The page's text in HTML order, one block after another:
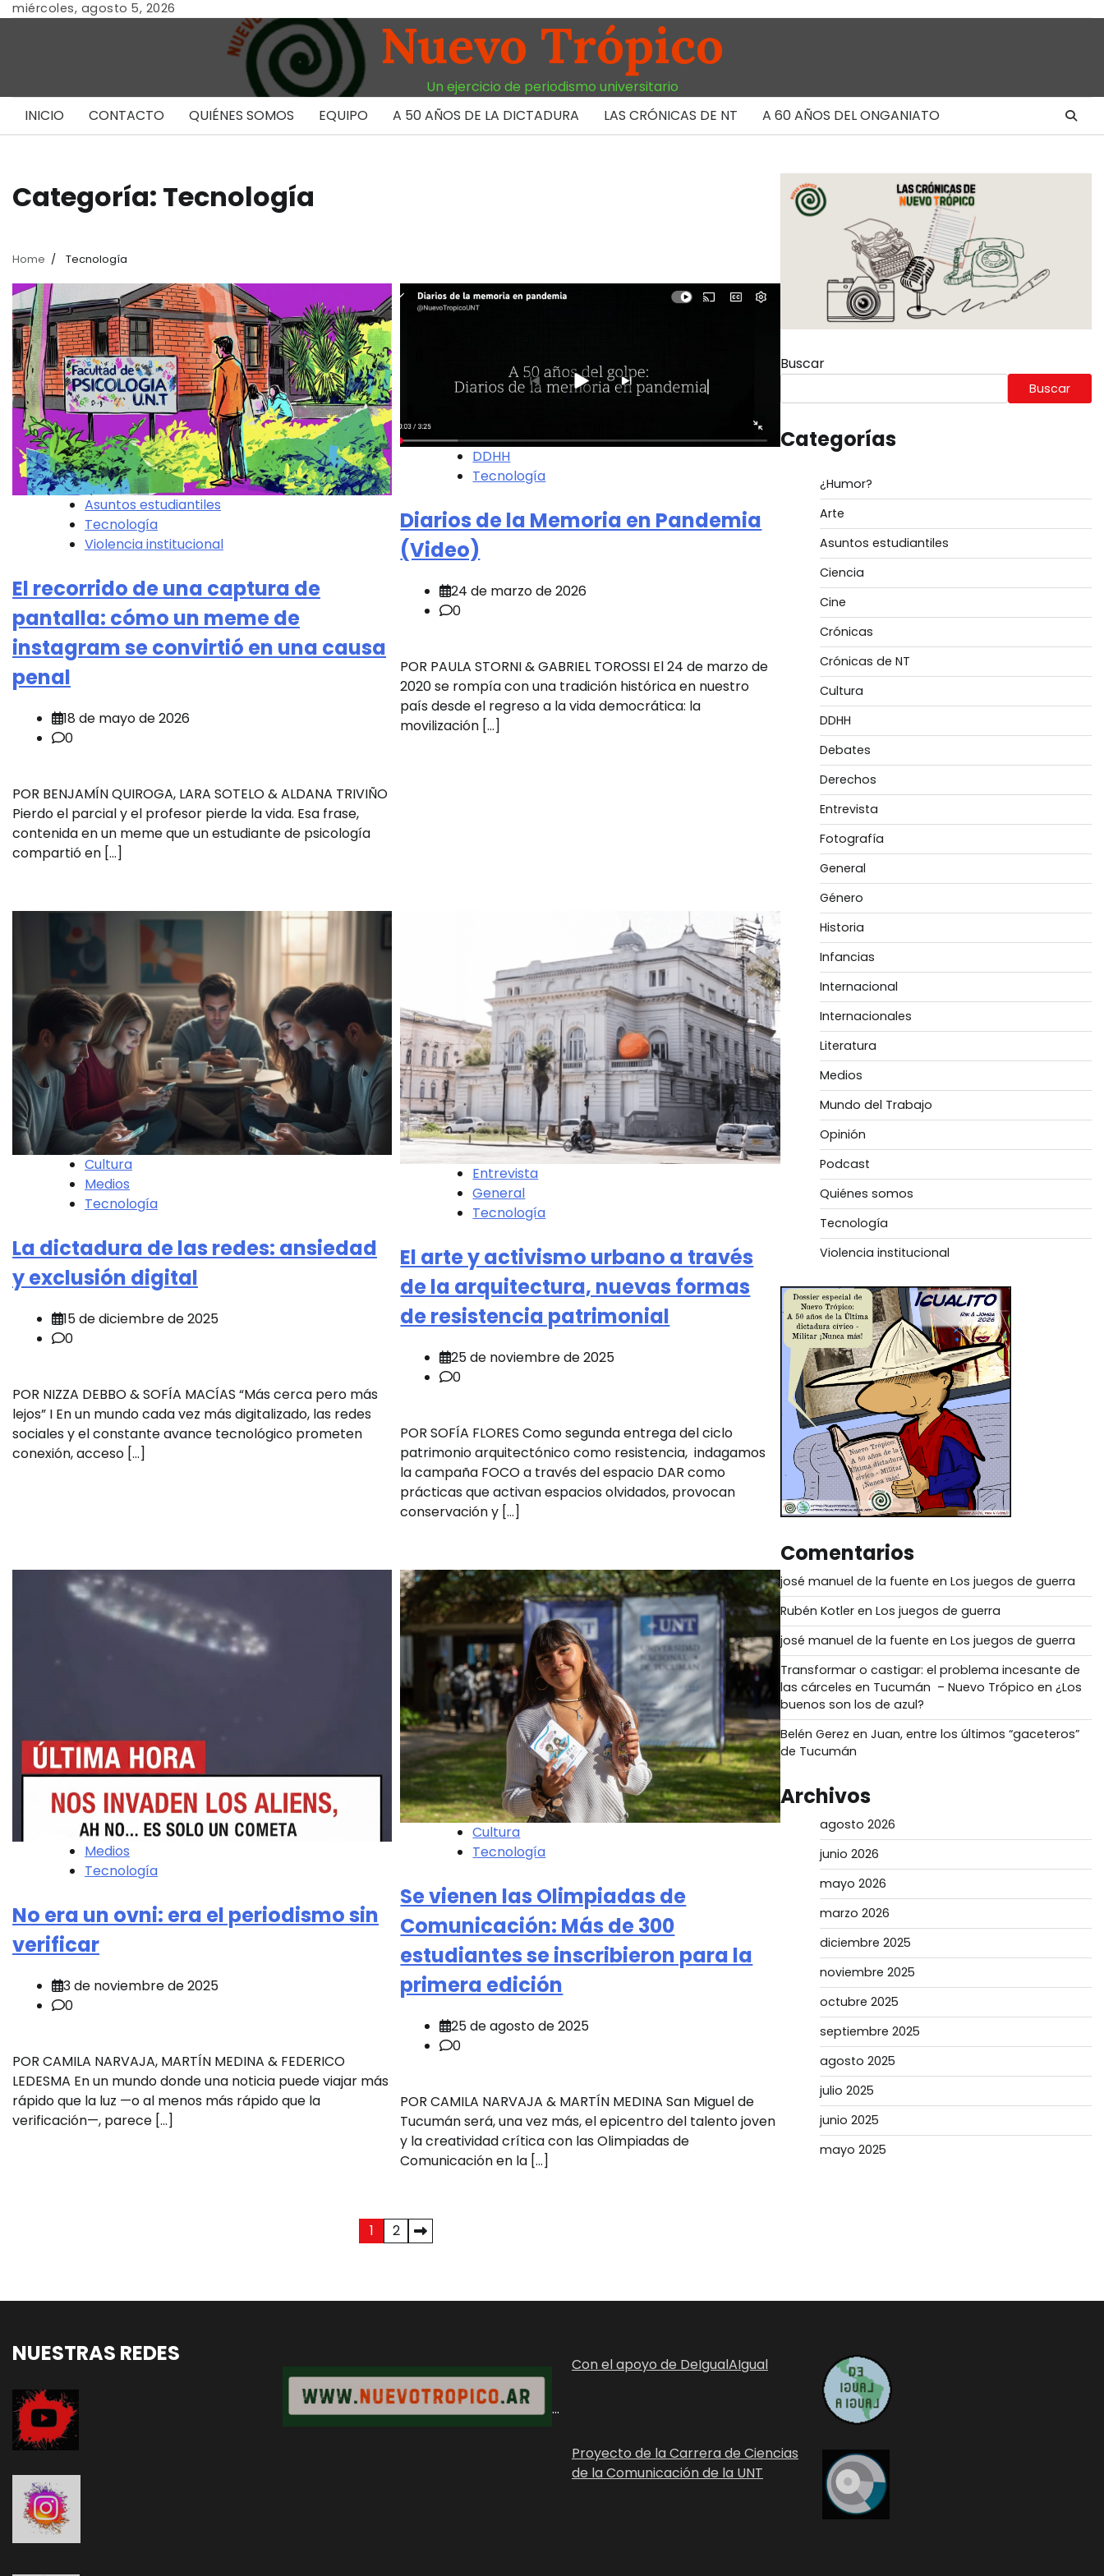
Skipmiércoles, agosto 5, 2026
Nuevo Trópico
Un ejercicio de periodismo universitario
INICIO
CONTACTO QUIÉNES SOMOS EQUIPO A 50 AÑOS DE LA DICTADURA LAS CRÓNICAS DE NT A 60 AÑOS DEL ONGANIATO
Categoría: Tecnología
Home Tecnología
Asuntos estudiantiles
Tecnología
Violencia institucional
El recorrido de una captura de
pantalla: cómo un meme de
instagram se convirtió en una causa
penal
18 de mayo de 2026
0
POR BENJAMÍN QUIROGA, LARA SOTELO & ALDANA TRIVIÑO
Pierdo el parcial y el profesor pierde la vida. Esa frase,
contenida en un meme que un estudiante de psicología
compartió en […]
DDHH
Tecnología
Diarios de la Memoria en Pandemia
(Video)
24 de marzo de 2026
0
POR PAULA STORNI & GABRIEL TOROSSI El 24 de marzo de
2020 se rompía con una tradición histórica en nuestro
país desde el regreso a la vida democrática: la
movilización […]
Cultura
Medios
Tecnología
La dictadura de las redes: ansiedad
y exclusión digital
15 de diciembre de 2025
0
POR NIZZA DEBBO & SOFÍA MACÍAS “Más cerca pero más
lejos” I En un mundo cada vez más digitalizado, las redes
sociales y el constante avance tecnológico prometen
conexión, acceso […]
Entrevista
General
Tecnología
El arte y activismo urbano a través
de la arquitectura, nuevas formas
de resistencia patrimonial
25 de noviembre de 2025
0
POR SOFÍA FLORES Como segunda entrega del ciclo
patrimonio arquitectónico como resistencia, indagamos
la campaña FOCO a través del espacio DAR como
prácticas que activan espacios olvidados, provocan
conservación y […]
Medios
Tecnología
No era un ovni: era el periodismo sin
verificar
3 de noviembre de 2025
0
POR CAMILA NARVAJA, MARTÍN MEDINA & FEDERICO
LEDESMA En un mundo donde una noticia puede viajar más
rápido que la luz —o al menos más rápido que la
verificación—, parece […]
Cultura
Tecnología
Se vienen las Olimpiadas de
Comunicación: Más de 300
estudiantes se inscribieron para la
primera edición
25 de agosto de 2025
0
POR CAMILA NARVAJA & MARTÍN MEDINA San Miguel de
Tucumán será, una vez más, el epicentro del talento joven
y la creatividad crítica con las Olimpiadas de
Comunicación en la […]
1 2
Buscar
Buscar
Categorías
¿Humor?
Arte
Asuntos estudiantiles
Ciencia
Cine
Crónicas
Crónicas de NT
Cultura
DDHH
Debates
Derechos
Entrevista
Fotografía
General
Género
Historia
Infancias
Internacional
Internacionales
Literatura
Medios
Mundo del Trabajo
Opinión
Podcast
Quiénes somos
Tecnología
Violencia institucional
Comentarios
josé manuel de la fuente en Los juegos de guerra
Rubén Kotleren Los juegos de guerra
josé manuel de la fuente en Los juegos de guerra
Transformar o castigar: el problema incesante de
las cárceles en Tucumán – Nuevo Trópico en ¿Los
buenos son los de azul?
Belén Gerez en Juan, entre los últimos “gaceteros”
de Tucumán
Archivos
agosto 2026
junio 2026
mayo 2026
marzo 2026
diciembre 2025
noviembre 2025
octubre 2025
septiembre 2025
agosto 2025
julio 2025
junio 2025
mayo 2025
NUESTRAS REDES Con el apoyo de DeIgualAIgual
...
Proyecto de la Carrera de Ciencias
de la Comunicación de la UNT